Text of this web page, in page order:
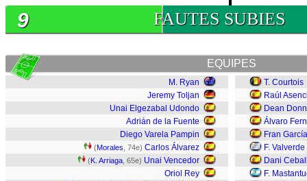
FAUTES SUBIES
9
EQUIPES
M. Ryan
Jeremy Toljan
Unai Elgezabal Udondo
Adrián de la Fuente
Diego Varela Pampin
(Morales , 74e) Carlos Álvarez
(K. Arriaga , 65e) Unai Vencedor
Oriol Rey
T. Courtois
Raúl
Dean
Álvaro
Fran García
F. Valverde
Dani
F.